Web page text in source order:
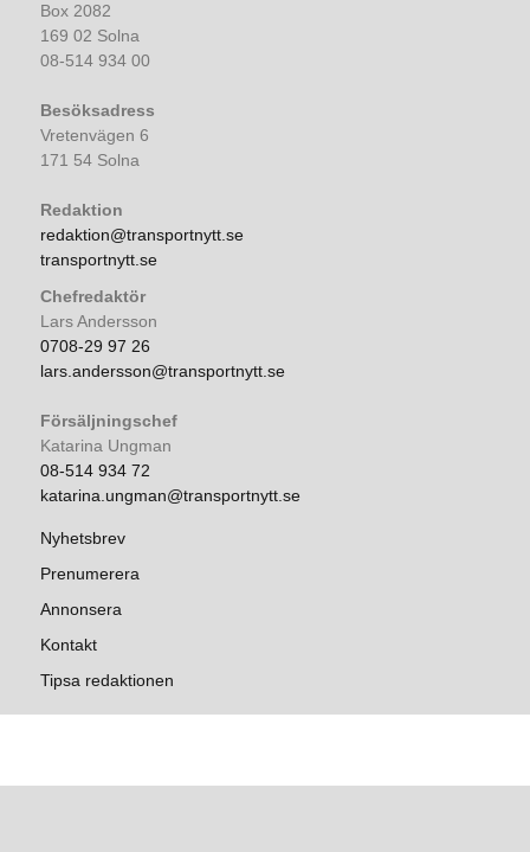
Box 2082
169 02 Solna
08-514 934 00
Besöksadress
Vretenvägen 6
171 54 Solna
Redaktion
redaktion@transportnytt.se
transportnytt.se
Chefredaktör
Lars Andersson
0708-29 97 26
lars.andersson@transportnytt.se
Försäljningschef
Katarina Ungman
08-514 934 72
katarina.ungman@transportnytt.se
Nyhetsbrev
Prenumerera
Annonsera
Kontakt
Tipsa redaktionen